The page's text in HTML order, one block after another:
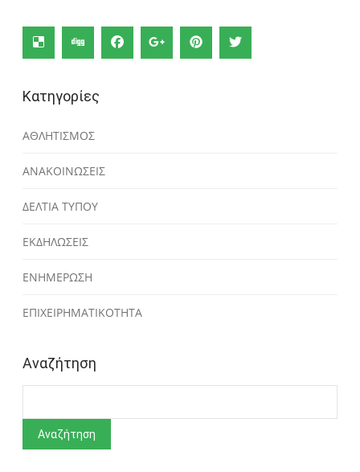
Κατηγορίες
ΑΘΛΗΤΙΣΜΟΣ
ΑΝΑΚΟΙΝΩΣΕΙΣ
ΔΕΛΤΙΑ ΤΥΠΟΥ
ΕΚΔΗΛΩΣΕΙΣ
ΕΝΗΜΕΡΩΣΗ
ΕΠΙΧΕΙΡΗΜΑΤΙΚΟΤΗΤΑ
Αναζήτηση